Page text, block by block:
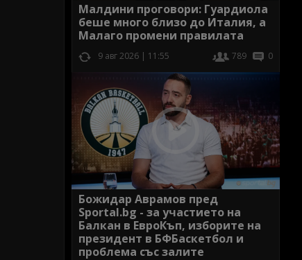
Малдини проговори: Гуардиола
беше много близо до Италия, а
Малаго промени правилата
9 авг 2026 | 11:55 789 0
Божидар Аврамов пред
Sportal.bg - за участието на
Балкан в ЕвроКъп, изборите на
президент в БФБаскетбол и
проблема със залите